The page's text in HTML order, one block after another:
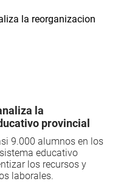
la
provincial
9.000 alumnos en los
educativo
los recursos y
laborales.